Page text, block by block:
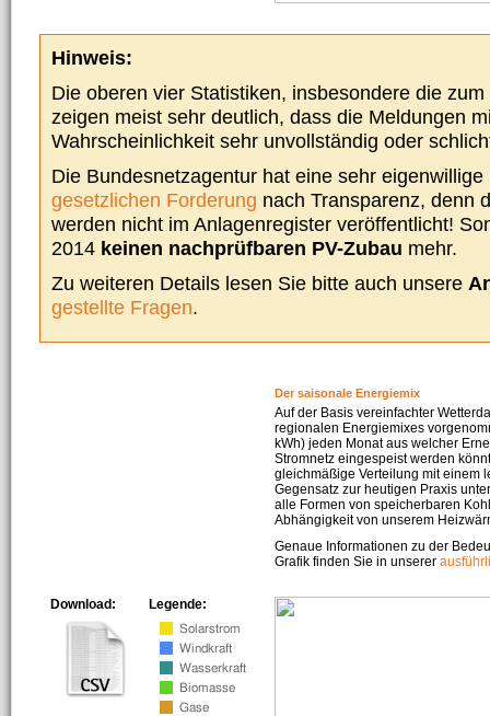
Hinweis:
Die oberen vier Statistiken, insbesondere die
zeigen meist sehr deutlich, dass die Meldungen
Wahrscheinlichkeit sehr unvollständig oder
Die Bundesnetzagentur hat eine sehr
gesetzlichen Forderung nach Transparenz, denn
werden nicht im Anlagenregister veröffentlicht!
2014 keinen nachprüfbaren PV-Zubau mehr.
Zu weiteren Details lesen Sie bitte auch unsere
gestellte Fragen.
Der saisonale Energiemix
Auf der Basis vereinfachter
regionalen Energiemixes
kWh) jeden Monat aus welcher
Stromnetz eingespeist werden
gleichmäßige Verteilung mit einem
Gegensatz zur heutigen Praxis
alle Formen von speicherbaren
Abhängigkeit von unserem
Genaue Informationen zu der
Grafik finden Sie in unserer
Legende:
Download: